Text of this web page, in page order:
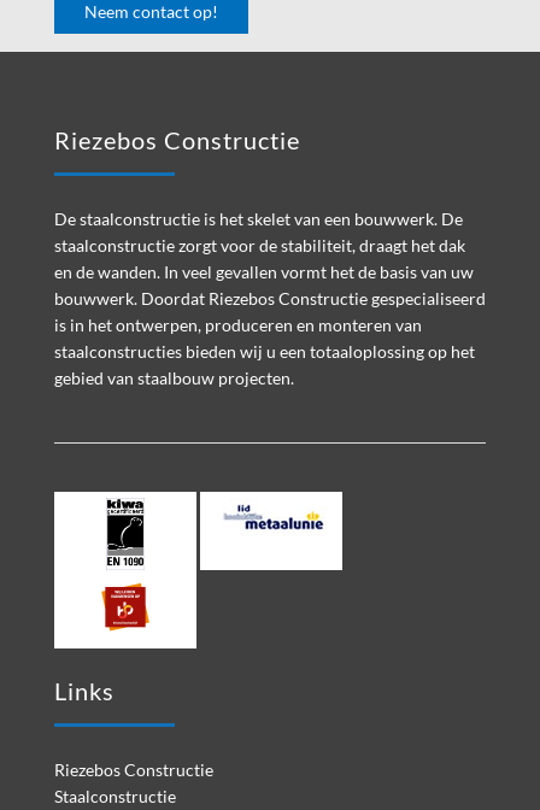
Neem contact op!
Riezebos Constructie
De staalconstructie is het skelet van een bouwwerk. De
staalconstructie zorgt voor de stabiliteit, draagt het dak
en de wanden. In veel gevallen vormt het de basis van uw
bouwwerk. Doordat Riezebos Constructie gespecialiseerd
is in het ontwerpen, produceren en monteren van
staalconstructies bieden wij u een totaaloplossing op het
gebied van staalbouw projecten.
Links
Riezebos Constructie
Staalconstructie